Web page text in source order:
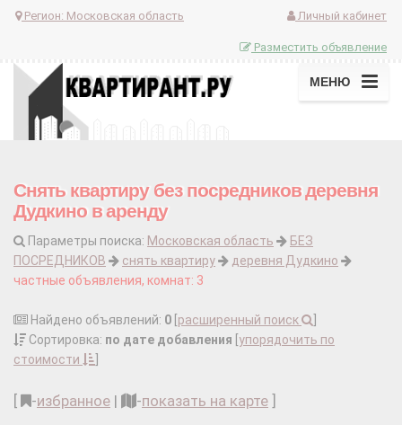
Регион: Московская область Личный кабинет
Разместить объявление
МЕНЮ
Снять квартиру без посредников деревня
Дудкино в аренду
Параметры поиска: Московская область
БЕЗ
ПОСРЕДНИКОВ
снять квартиру
деревня Дудкино
частные объявления, комнат: 3
Найдено объявлений: 0 расширенный поиск
Сортировка: по дате добавления упорядочить по
стоимости
-избранное | -показать на карте